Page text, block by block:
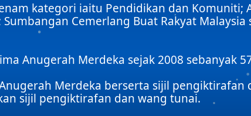
kategori iaitu Pendidikan dan Komuniti;
Cemerlang Buat Rakyat
Anugerah Merdeka sejak 2008 sebanyak
Merdeka berserta sijil
sijil pengiktirafan dan wang tunai.